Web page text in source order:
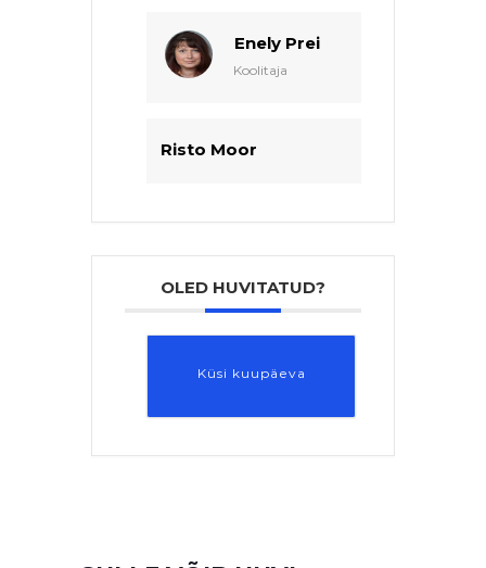
Enely Prei
Koolitaja
Risto Moor
OLED HUVITATUD?
Küsi kuupäeva